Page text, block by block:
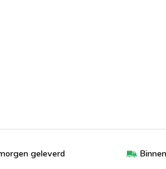
geleverd